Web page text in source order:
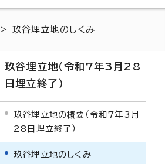
> 玖谷埋立地のしくみ
玖谷埋立地（令和7年3月28
日埋立終了）
玖谷埋立地の概要（令和7年3月
28日埋立終了）
玖谷埋立地のしくみ